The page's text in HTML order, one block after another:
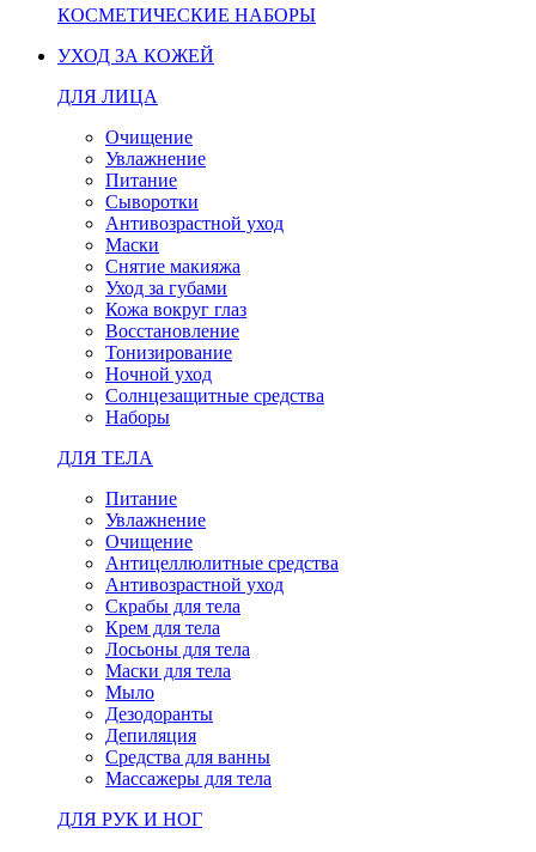
КОСМЕТИЧЕСКИЕ НАБОРЫ
УХОД ЗА КОЖЕЙ
ДЛЯ ЛИЦА
Очищение
Увлажнение
Питание
Сыворотки
Антивозрастной уход
Маски
Снятие макияжа
Уход за губами
Кожа вокруг глаз
Восстановление
Тонизирование
Ночной уход
Солнцезащитные средства
Наборы
ДЛЯ ТЕЛА
Питание
Увлажнение
Очищение
Антицеллюлитные средства
Антивозрастной уход
Скрабы для тела
Крем для тела
Лосьоны для тела
Маски для тела
Мыло
Дезодоранты
Депиляция
Средства для ванны
Массажеры для тела
ДЛЯ РУК И НОГ